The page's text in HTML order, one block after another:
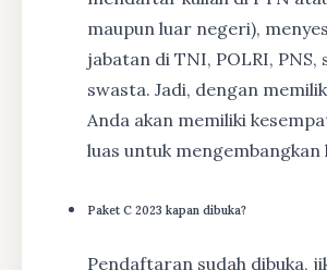
maupun luar negeri),
jabatan di TNI, POLRI, PNS,
swasta. Jadi, dengan
Anda akan memiliki
luas untuk mengembangkan
Paket C 2023 kapan dibuka?
Pendaftaran sudah dibuka,